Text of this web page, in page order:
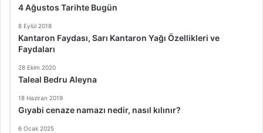
4 Ağustos Tarihte Bugün
8 Eylül 2018
Kantaron Faydası, Sarı Kantaron Yağı Özellikleri ve
Faydaları
28 Ekim 2020
Taleal Bedru Aleyna
18 Haziran 2019
Gıyabi cenaze namazı nedir, nasıl kılınır?
6 Ocak 2025